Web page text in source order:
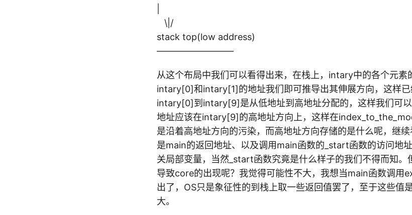
\|/
stack top(low address)
————————–
从这个布局中我们可以看得出来，在栈上，intary中的各个元素
intary[0]和intary[1]的地址我们即可推导出其伸展方向，这样已
intary[0]到intary[9]是从低地址到高地址分配的，这样我们可
地址应该在intary[9]的高地址方向上，这样在
是沿着高地址方向的污染，而高地址方向存储的是什么呢，继
是main的返回地址、以及调用main函数的_start函数的访问地
关局部变量，当然_start函数究竟是什么样子的我们不得而知。
导致core的出现呢？我觉得可能性不大，我想当main函数调用
出了，OS只是象征性的到栈上取一些返回值罢了，至于这些值
大。